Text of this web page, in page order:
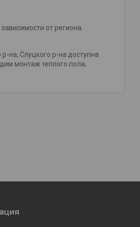
от региона.
на, Слуцкого р-на доступна
монтаж теплого пола,